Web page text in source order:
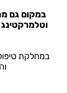
במקום גם
במחלקת